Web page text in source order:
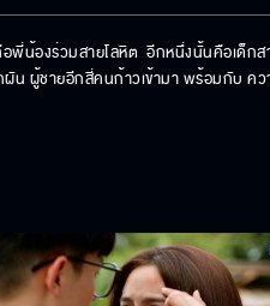
น้องร่วมสายโลหิต  อีกหนึ่งนั้นคือเด็กส
ผู้ชายอีกสี่คนก้าวเข้ามา พร้อมกับ คว